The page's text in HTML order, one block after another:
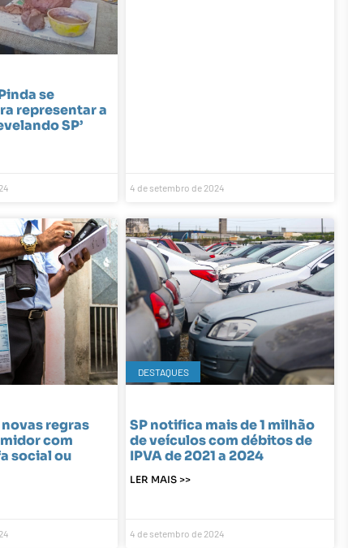
se
representar a
SP’
4 de setembro de 2024
regras
com
social ou
DESTAQUES
SP notifica mais de 1 milhão
de veículos com débitos de
IPVA de 2021 a 2024
LER MAIS >>
4 de setembro de 2024